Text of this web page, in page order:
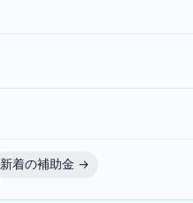
新着の補助金 →